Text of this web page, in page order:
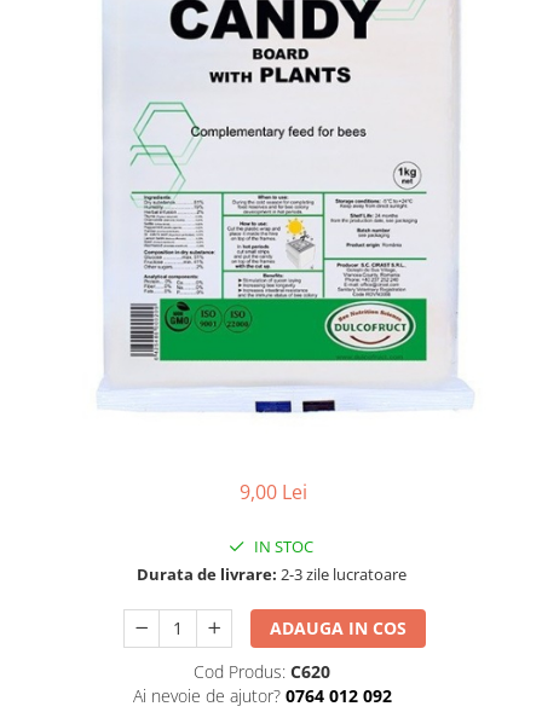
Vopsea/intretinere stupi
9,00 Lei
IN STOC
Durata de livrare: 2-3 zile lucratoare
ADAUGA IN COS
Cod Produs: C620
Ai nevoie de ajutor? 0764 012 092